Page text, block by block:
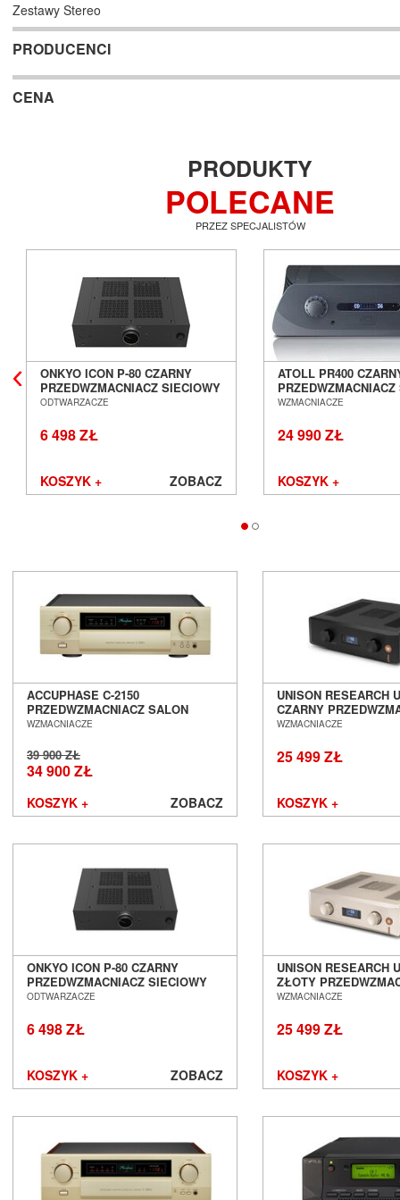
Zestawy Stereo
PRODUCENCI
CENA
PRODUKTY
POLECANE
PRZEZ SPECJALISTÓW
ONKYO ICON P-80 CZARNY
PRZEDWZMACNIACZ SIECIOWY
SALON POZNAŃ WROCŁAW ---
ODTWARZACZE
6 498 ZŁ
KOSZYK + ZOBACZ
ATOLL PR400
SALON POZNAŃ
WZMACNIACZE
24 990 ZŁ
KOSZYK +
ACCUPHASE C-2150
PRZEDWZMACNIACZ SALON
POZNAŃ WROCŁAW --- EX DEMO --
ACCUPHASE ---
WZMACNIACZE
39 900 ZŁ
34 900 ZŁ
KOSZYK + ZOBACZ
UNISON RESEARCH
CZARNY
STEREO SALON
WZMACNIACZE
25 499 ZŁ
KOSZYK +
ONKYO ICON P-80 CZARNY
PRZEDWZMACNIACZ SIECIOWY
SALON POZNAŃ WROCŁAW ---
ODTWARZACZE
6 498 ZŁ
KOSZYK + ZOBACZ
UNISON RESEARCH
ZŁOTY
STEREO SALON
WZMACNIACZE
25 499 ZŁ
KOSZYK +